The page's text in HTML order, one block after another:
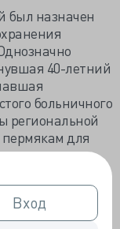
Вход
Вход
был назначен
40-летний
больничного
региональной
пермякам для
посылая
но это